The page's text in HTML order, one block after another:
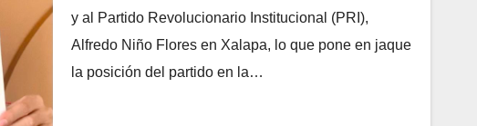
y al Partido Revolucionario Institucional (PRI),
Alfredo Niño Flores en Xalapa, lo que pone en jaque
la posición del partido en la…